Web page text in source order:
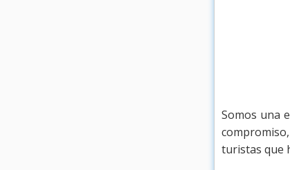
Somos una
turistas que